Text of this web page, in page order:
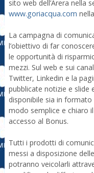
sito web dell’Arera nella
www.goriacqua.com
La campagna di
l’obiettivo di far
le opportunità di
mezzi. Sul web e sui
Twitter, Linkedin e la
pubblicate notizie e slide
disponibile sia in
modo semplice e chiaro
accesso al Bonus.
Tutti i prodotti di
messi a disposizione
potranno veicolarli